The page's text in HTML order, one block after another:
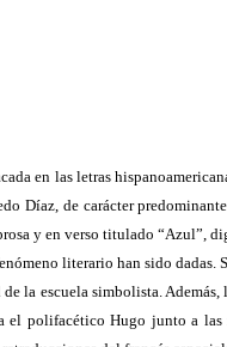
en las letras
Díaz, de carácter
y en verso titulado “Azul”,
literario han sido
la escuela simbolista.
polifacético Hugo junto a